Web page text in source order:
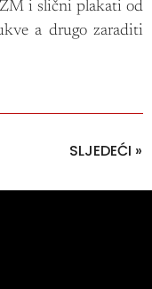
i slični plakati od
a drugo zaraditi
SLJEDEĆI »